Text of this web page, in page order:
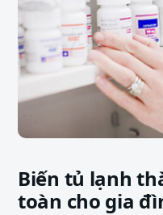
Biến tủ lạnh
toàn cho gia